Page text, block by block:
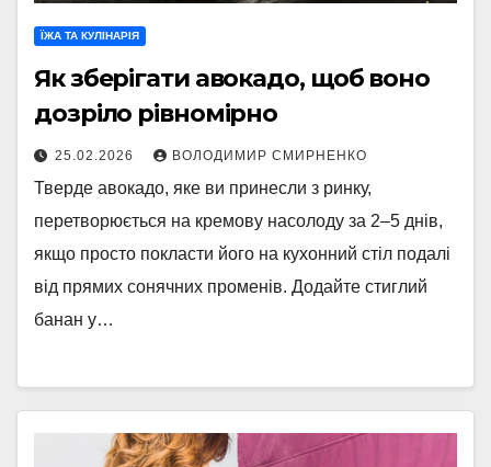
ЇЖА ТА КУЛІНАРІЯ
Як зберігати авокадо, щоб воно
дозріло рівномірно
25.02.2026 ВОЛОДИМИР СМИРНЕНКО
Тверде авокадо, яке ви принесли з ринку,
перетворюється на кремову насолоду за 2–5 днів,
якщо просто покласти його на кухонний стіл подалі
від прямих сонячних променів. Додайте стиглий
банан у…